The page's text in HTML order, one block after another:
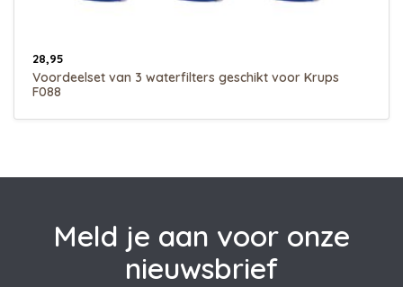
28,95
Voordeelset van 3 waterfilters geschikt voor Krups
F088
Meld je aan voor onze
nieuwsbrief